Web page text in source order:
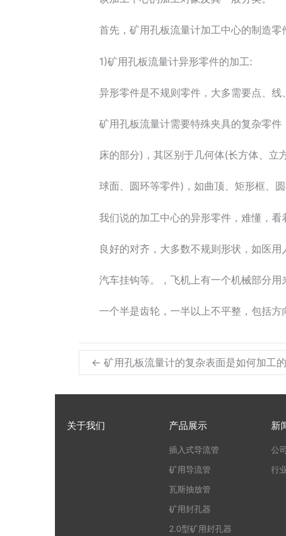
首先，矿用孔板流量计加工中心的制造零
1)矿用孔板流量计异形零件的加工:
异形零件是不规则零件，大多需要点、线
矿用孔板流量计需要特殊夹具的复杂零件
床的部分)，其区别于几何体(长方体、立方
球面、圆环等零件)，如曲顶、矩形框、圆
我们说的加工中心的异形零件，难懂，看
良好的对齐，大多数不规则形状，如医用
汽车挂钩等。，飞机上有一个机械部分用
一个半是齿轮，一半以上不平整，包括方
← 矿用孔板流量计的复杂表面是如何加工
关于我们 产品展示
插入式导流管
矿用导流管
瓦斯抽放管
矿用封孔器
2.0型矿用封孔器
新
公
行